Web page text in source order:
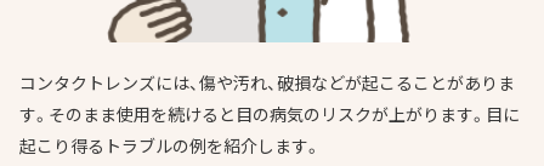
コンタクトレンズには、傷や汚れ、破損などが起こることがありま
す。そのまま使用を続けると目の病気のリスクが上がります。目に
起こり得るトラブルの例を紹介します。